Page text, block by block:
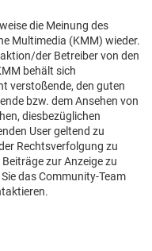
die Meinung des
Multimedia (KMM) wieder.
der Betreiber von den
behält sich
verstoßende, den guten
bzw. dem Ansehen von
diesbezüglichen
User geltend zu
Rechtsverfolgung zu
zur Anzeige zu
das Community-Team